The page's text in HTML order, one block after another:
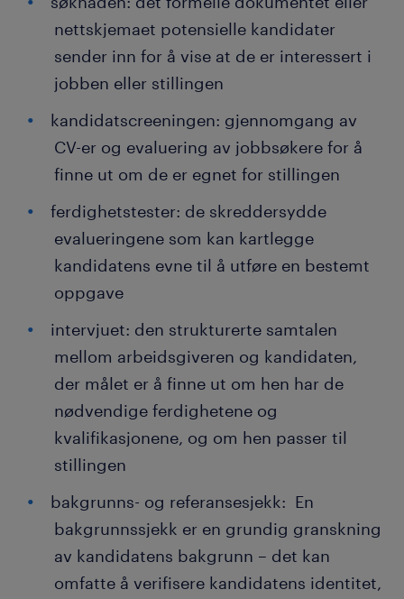
nettskjemaet potensielle kandidater
sender inn for å vise at de er interessert i
jobben eller stillingen
kandidatscreeningen: gjennomgang av
CV-er og evaluering av jobbsøkere for å
finne ut om de er egnet for stillingen
ferdighetstester: de skreddersydde
evalueringene som kan kartlegge
kandidatens evne til å utføre en bestemt
oppgave
intervjuet: den strukturerte samtalen
mellom arbeidsgiveren og kandidaten,
der målet er å finne ut om hen har de
nødvendige ferdighetene og
kvalifikasjonene, og om hen passer til
stillingen
bakgrunns- og referansesjekk: En
bakgrunnssjekk er en grundig granskning
av kandidatens bakgrunn – det kan
omfatte å verifisere kandidatens identitet,